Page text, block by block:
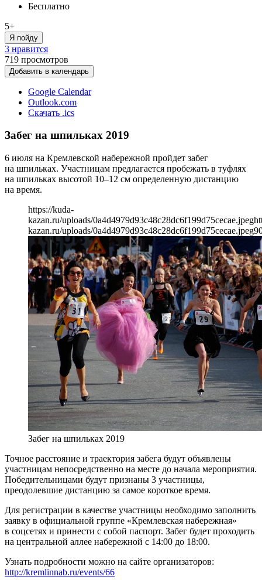
Бесплатно
5+
Я пойду
3 нравится
719 просмотров
Добавить в календарь
Google Calendar
Outlook.com
Скачать .ics
Забег на шпильках 2019
6 июля на Кремлевской набережной пройдет забег
на шпильках. Участницам предлагается пробежать в туфлях
на шпильках высотой 10–12 см определенную дистанцию
на время.
https://kuda-
kazan.ru/uploads/0a4d4979d93c48c28dc6f199d75cecae.jpeg
kazan.ru/uploads/0a4d4979d93c48c28dc6f199d75cecae.jpeg
Забег на шпильках 2019
Точное расстояние и траектория забега будут объявлены
участницам непосредственно на месте до начала мероприятия.
Победительницами будут признаны 3 участницы,
преодолевшие дистанцию за самое короткое время.
Для регистрации в качестве участницы необходимо заполнить
заявку в официальной группе «Кремлевская набережная»
в соцсетях и принести с собой паспорт. Забег будет проходить
на центральной аллее набережной с 14:00 до 18:00.
Узнать подробности можно на сайте организаторов:
http://kremlinnab.ru/events/66